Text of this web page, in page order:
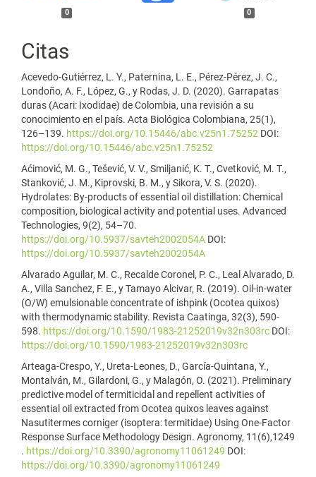
0 0
Citas
Acevedo-Gutiérrez, L. Y., Paternina, L. E., Pérez-Pérez, J. C.,
Londoño, A. F., López, G., y Rodas, J. D. (2020). Garrapatas
duras (Acari: Ixodidae) de Colombia, una revisión a su
conocimiento en el país. Acta Biológica Colombiana, 25(1),
126–139. https://doi.org/10.15446/abc.v25n1.75252 DOI:
https://doi.org/10.15446/abc.v25n1.75252
Aćimović, M. G., Tešević, V. V., Smiljanić, K. T., Cvetković, M. T.,
Stanković, J. M., Kiprovski, B. M., y Sikora, V. S. (2020).
Hydrolates: By-products of essential oil distillation: Chemical
composition, biological activity and potential uses. Advanced
Technologies, 9(2), 54–70.
https://doi.org/10.5937/savteh2002054A DOI:
https://doi.org/10.5937/savteh2002054A
Alvarado Aguilar, M. C., Recalde Coronel, P. C., Leal Alvarado, D.
A., Villa Sanchez, F. E., y Tamayo Alcivar, R. (2019). Oil-in-water
(O/W) emulsionable concentrate of ishpink (Ocotea quixos)
with thermodynamic stability. Revista Caatinga, 32(3), 590-
598. https://doi.org/10.1590/1983-21252019v32n303rc DOI:
https://doi.org/10.1590/1983-21252019v32n303rc
Arteaga-Crespo, Y., Ureta-Leones, D., García-Quintana, Y.,
Montalván, M., Gilardoni, G., y Malagón, O. (2021). Preliminary
predictive model of termiticidal and repellent activities of
essential oil extracted from Ocotea quixos leaves against
Nasutitermes corniger (isoptera: termitidae) Using One-Factor
Response Surface Methodology Design. Agronomy, 11(6),1249
. https://doi.org/10.3390/agronomy11061249 DOI:
https://doi.org/10.3390/agronomy11061249